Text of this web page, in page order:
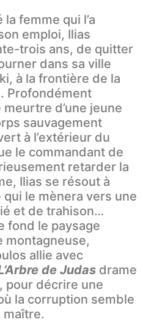
femme qui l’a
emploi, Ilias
trois ans, de quitter
dans sa ville
à la frontière de la
Profondément
d’une jeune
sauvagement
à l’extérieur du
le commandant de
retarder la
Ilias se résout à
le mènera vers une
et de trahison…
fond le paysage
montagneuse,
allie avec
de Judas drame
pour décrire une
la corruption semble
maître.